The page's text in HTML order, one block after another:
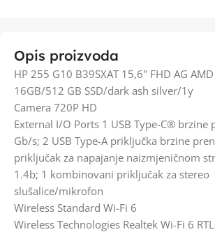
Opis proizvoda
HP 255 G10 B39SXAT 15,6" FHD AG
16GB/512 GB SSD/dark ash silver/1y
Camera 720P HD
External I/O Ports 1 USB Type-C® brzine
Gb/s; 2 USB Type-A priključka brzine
priključak za napajanje naizmjeničnom
1.4b; 1 kombinovani priključak za stereo
slušalice/mikrofon
Wireless Standard Wi-Fi 6
Wireless Technologies Realtek Wi-Fi 6